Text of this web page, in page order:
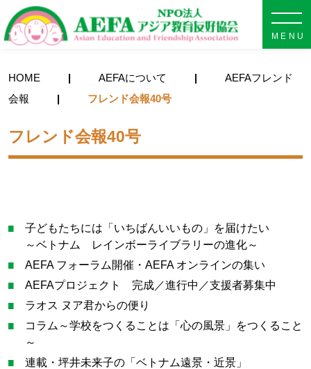
HOME AEFAについて
AEFAフレンド
会報
フレンド会報40号
フレンド会報40号
子どもたちには「いちばんいいもの」を届けたい
～ベトナム レインボーライブラリーの進化～
AEFA フォーラム開催・AEFA オンラインの集い
AEFAプロジェクト 完成／進行中／支援者募集中
ラオス ヌア君からの便り
コラム～学校をつくることは「心の風景」をつくること
～
連載・坪井未来子の「ベトナム遠景・近景」